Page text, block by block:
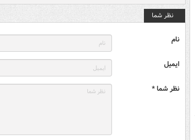
نظر شما
نام
ایمیل
نظر شما *